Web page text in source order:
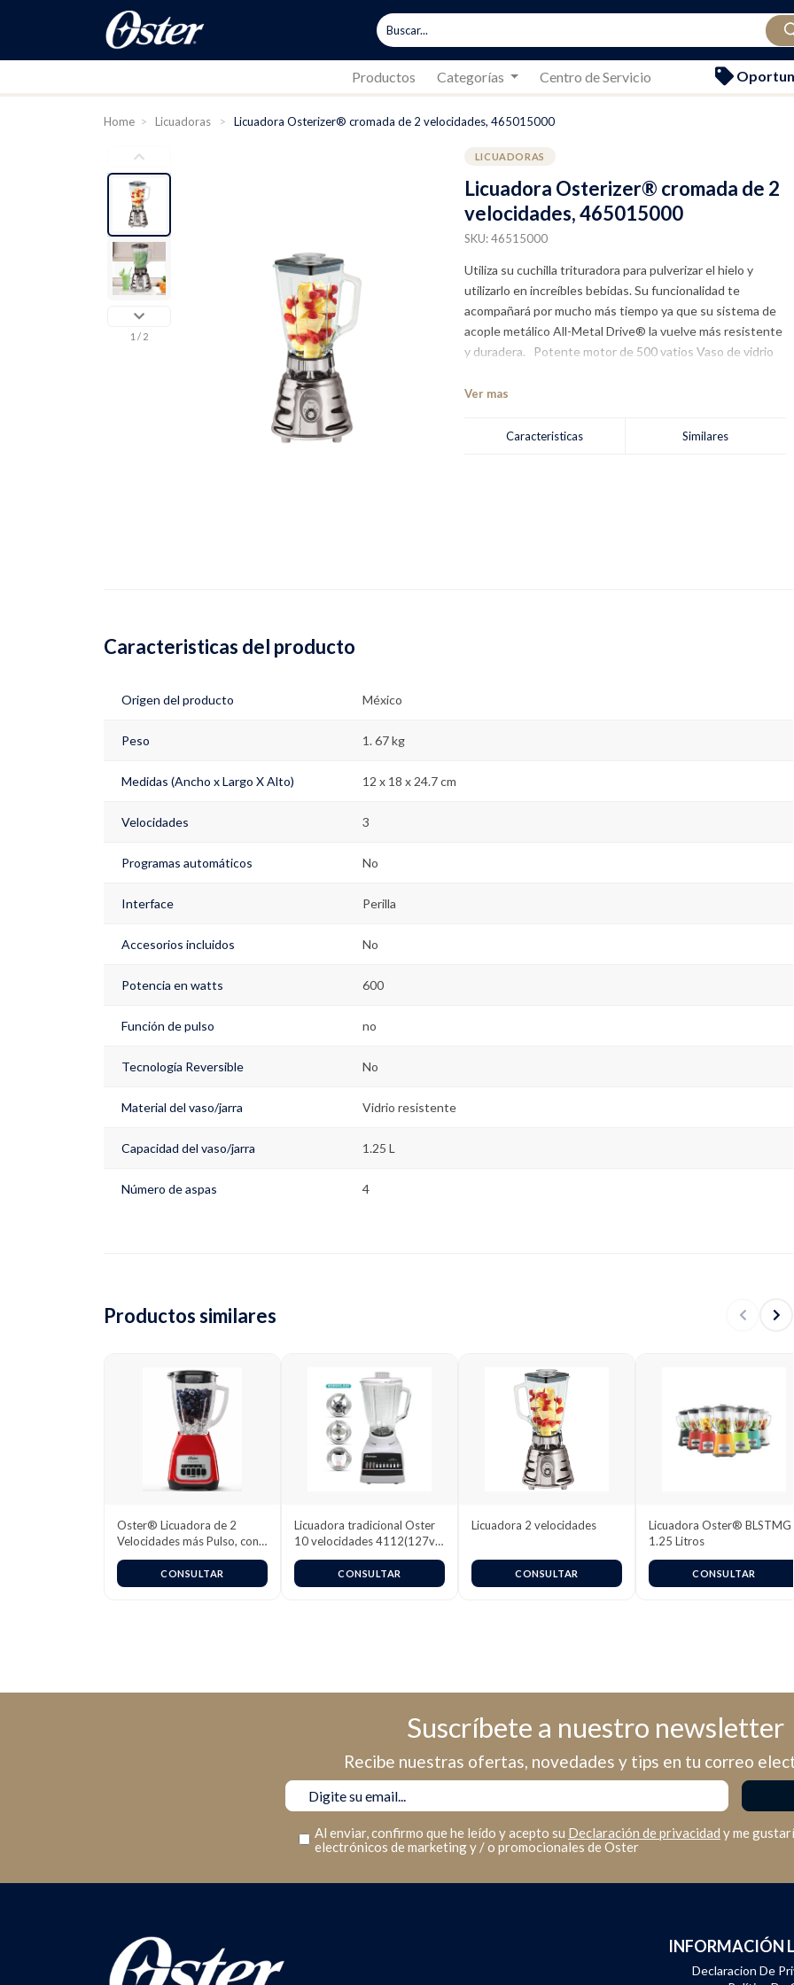
Productos Categorías Centro de Servicio
Home > Licuadoras > Licuadora Osterizer® cromada de 2 velocidades, 465015000
1 / 2
LICUADORAS
Licuadora Osterizer® cromada de 2
velocidades, 465015000
SKU: 46515000
Utiliza su cuchilla trituradora para pulverizar el hielo y
utilizarlo en increíbles bebidas. Su funcionalidad te
acompañará por mucho más tiempo ya que su sistema de
acople metálico All-Metal Drive® la vuelve más resistente
y duradera. Potente motor de 500 vatios Vaso de vidrio
giratorio de 2 velocidades Clásico diseño cromado
Drive® para máxima durabilidad Pulveriza hielo con la
Ver mas
Caracteristicas Similares
Caracteristicas del producto
Origen del producto México
Peso 1. 67 kg
Medidas (Ancho x Largo X Alto) 12 x 18 x 24.7 cm
Velocidades 3
Programas automáticos No
Interface Perilla
Accesorios incluidos No
Potencia en watts 600
Función de pulso no
Tecnología Reversible No
Material del vaso/jarra Vidrio resistente
Capacidad del vaso/jarra 1.25 L
Número de aspas 4
Productos similares
Oster® Licuadora de 2
Velocidades más Pulso, con
Vaso de Vidrio Boroclass®,
1.5 L, 800 W, Rojo,
BLSTKAG-RPB
CONSULTAR
Licuadora tradicional Oster
10 velocidades 4112(127v)
/ 4172 (220v)
CONSULTAR
Licuadora 2 velocidades
CONSULTAR
Licuadora Oster® BLSTMG |
1.25 Litros
CONSULTAR
Suscríbete a nuestro newsletter
Recibe nuestras ofertas, novedades y tips en tu correo
Al enviar, confirmo que he leído y acepto su Declaración de privacidad y me
electrónicos de marketing y / o promocionales de Oster
INFORMACIÓN
Declaracion De